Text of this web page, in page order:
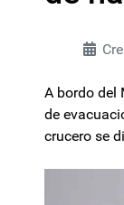
A bordo del
de
crucero se